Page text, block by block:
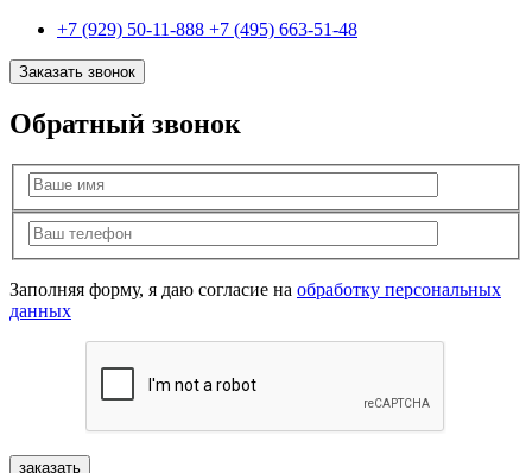
+7 (929) 50-11-888 +7 (495) 663-51-48
Заказать звонок
Обратный звонок
Заполняя форму, я даю согласие на обработку персональных
данных